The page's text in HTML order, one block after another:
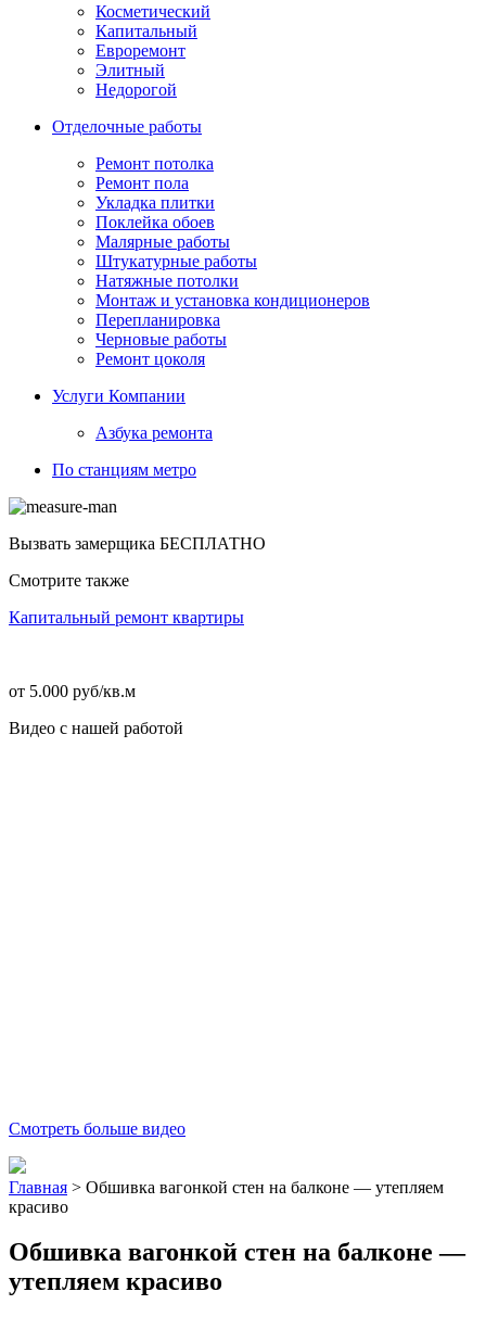
Косметический
Капитальный
Евроремонт
Элитный
Недорогой
Отделочные работы
Ремонт потолка
Ремонт пола
Укладка плитки
Поклейка обоев
Малярные работы
Штукатурные работы
Натяжные потолки
Монтаж и установка кондиционеров
Перепланировка
Черновые работы
Ремонт цоколя
Услуги Компании
Азбука ремонта
По станциям метро
Вызвать замерщика БЕСПЛАТНО
Смотрите также
Капитальный ремонт квартиры
от 5.000 руб/кв.м
Видео с нашей работой
Смотреть больше видео
Главная > Обшивка вагонкой стен на балконе — утепляем
красиво
Обшивка вагонкой стен на балконе —
утепляем красиво